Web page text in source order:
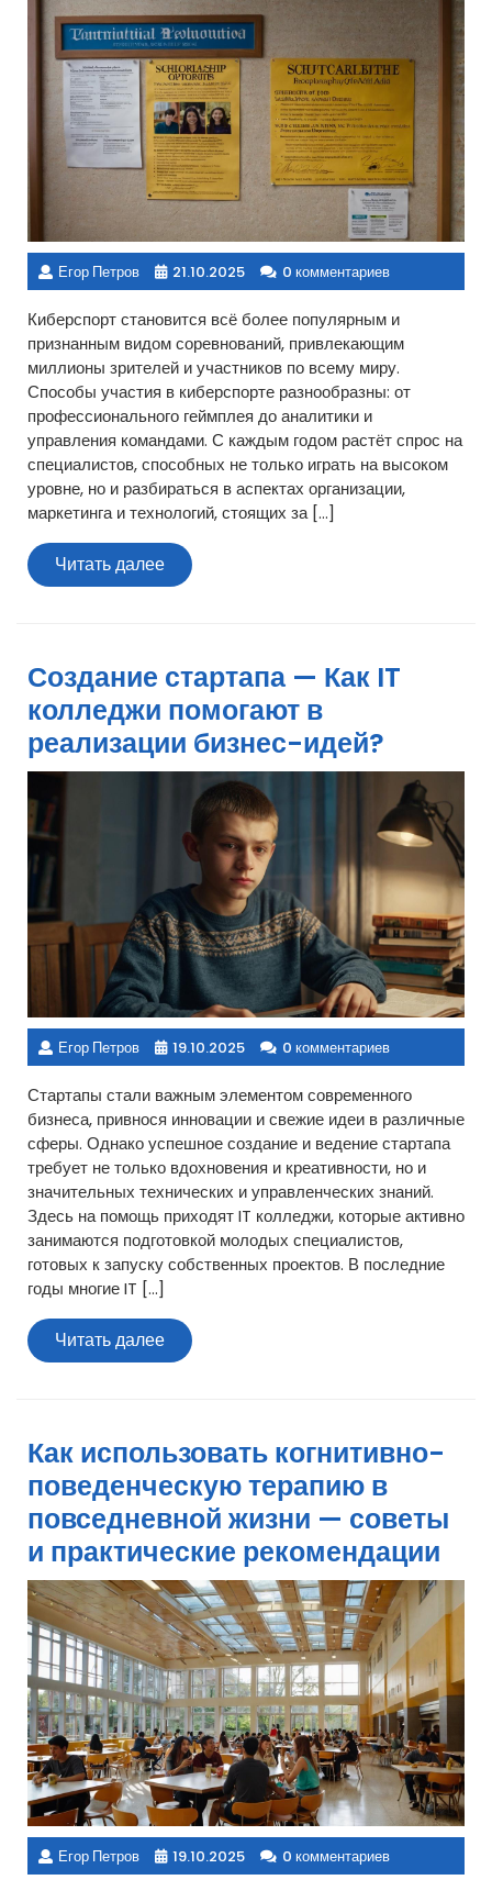
Егор Петров 21.10.2025 0 комментариев
Киберспорт становится всё более популярным и
признанным видом соревнований, привлекающим
миллионы зрителей и участников по всему миру.
Способы участия в киберспорте разнообразны: от
профессионального геймплея до аналитики и
управления командами. С каждым годом растёт спрос на
специалистов, способных не только играть на высоком
уровне, но и разбираться в аспектах организации,
маркетинга и технологий, стоящих за […]
Читать далееЧитать
далее
Создание стартапа — Как IT
колледжи помогают в
реализации бизнес-идей?
Егор Петров 19.10.2025 0 комментариев
Стартапы стали важным элементом современного
бизнеса, привнося инновации и свежие идеи в различные
сферы. Однако успешное создание и ведение стартапа
требует не только вдохновения и креативности, но и
значительных технических и управленческих знаний.
Здесь на помощь приходят IT колледжи, которые активно
занимаются подготовкой молодых специалистов,
готовых к запуску собственных проектов. В последние
годы многие IT […]
Читать далееЧитать
далее
Как использовать когнитивно-
поведенческую терапию в
повседневной жизни — советы
и практические рекомендации
Егор Петров 19.10.2025 0 комментариев